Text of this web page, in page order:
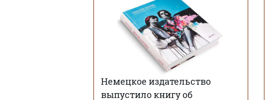
Немецкое издательство
выпустило книгу об